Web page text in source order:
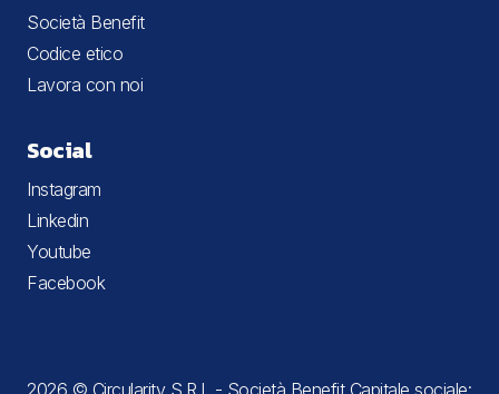
Società Benefit
Codice etico
Lavora con noi
Social
Instagram
Linkedin
Youtube
Facebook